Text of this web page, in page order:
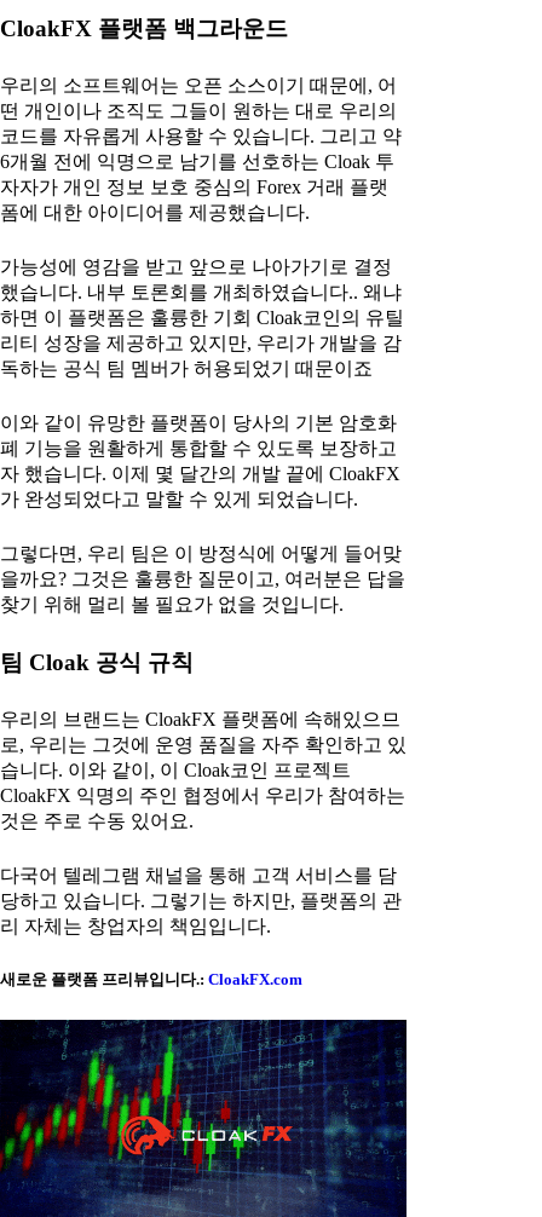
CloakFX 플랫폼 백그라운드
우리의 소프트웨어는 오픈 소스이기 때문에, 어
떤 개인이나 조직도 그들이 원하는 대로 우리의
코드를 자유롭게 사용할 수 있습니다. 그리고 약
6개월 전에 익명으로 남기를 선호하는 Cloak 투
자자가 개인 정보 보호 중심의 Forex 거래 플랫
폼에 대한 아이디어를 제공했습니다.
가능성에 영감을 받고 앞으로 나아가기로 결정
했습니다. 내부 토론회를 개최하였습니다.. 왜냐
하면 이 플랫폼은 훌륭한 기회 Cloak코인의 유틸
리티 성장을 제공하고 있지만, 우리가 개발을 감
독하는 공식 팀 멤버가 허용되었기 때문이죠
이와 같이 유망한 플랫폼이 당사의 기본 암호화
폐 기능을 원활하게 통합할 수 있도록 보장하고
자 했습니다. 이제 몇 달간의 개발 끝에 CloakFX
가 완성되었다고 말할 수 있게 되었습니다.
그렇다면, 우리 팀은 이 방정식에 어떻게 들어맞
을까요? 그것은 훌륭한 질문이고, 여러분은 답을
찾기 위해 멀리 볼 필요가 없을 것입니다.
팀 Cloak 공식 규칙
우리의 브랜드는 CloakFX 플랫폼에 속해있으므
로, 우리는 그것에 운영 품질을 자주 확인하고 있
습니다. 이와 같이, 이 Cloak코인 프로젝트
CloakFX 익명의 주인 협정에서 우리가 참여하는
것은 주로 수동 있어요.
다국어 텔레그램 채널을 통해 고객 서비스를 담
당하고 있습니다. 그렇기는 하지만, 플랫폼의 관
리 자체는 창업자의 책임입니다.
새로운 플랫폼 프리뷰입니다.: CloakFX.com